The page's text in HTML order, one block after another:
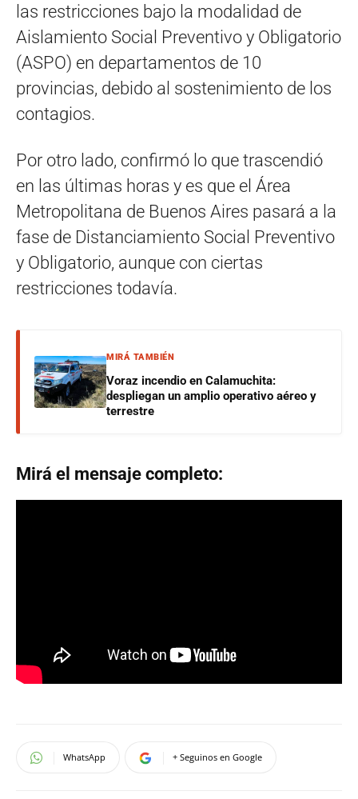
las restricciones bajo la modalidad de
Aislamiento Social Preventivo y Obligatorio
(ASPO) en departamentos de 10
provincias, debido al sostenimiento de los
contagios.
Por otro lado, confirmó lo que trascendió
en las últimas horas y es que el Área
Metropolitana de Buenos Aires pasará a la
fase de Distanciamiento Social Preventivo
y Obligatorio, aunque con ciertas
restricciones todavía.
MIRÁ TAMBIÉN
Voraz incendio en Calamuchita:
despliegan un amplio operativo aéreo y
terrestre
Mirá el mensaje completo:
WhatsApp + Seguinos en Google